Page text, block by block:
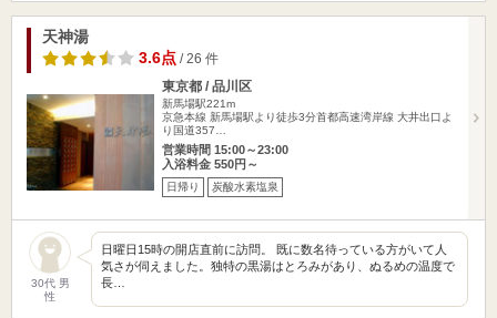
天神湯
3.6点 / 26 件
東京都 / 品川区
新馬場駅221m
京急本線 新馬場駅より徒歩3分首都高速湾岸線 大井出口よ
り国道357…
営業時間 15:00～23:00
入浴料金 550円～
日帰り 炭酸水素塩泉
30代 男
性
日曜日15時の開店直前に訪問。 既に数名待っている方がいて人
気さが伺えました。独特の黒湯はとろみがあり、ぬるめの温度で
長…